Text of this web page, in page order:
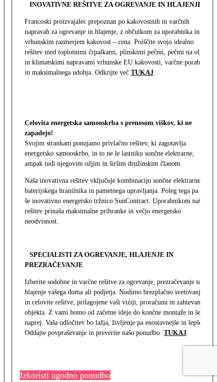
INOVATIVNE REŠITVE ZA OGREVANJE IN HLAJENJE
Francoski proizvajalec prepoznan po kakovostnih in varčnih
napravah za ogrevanje in hlajenje, z občutkom za uporabnika in z
vrhunskim razmerjem kakovost – cena. Poiščite svojo idealno
rešitev med toplotnimi črpalkami, plinskimi pečmi, pečmi na olje
in klimatskimi napravami vrhunske EU kakovosti, varčne porabe
in maksimalnega udobja. Odkrijte več TUKAJ.
Celovita energetska samooskrba s prenosom viškov, ki ne
zapadejo!
Svojim strankam ponujamo privlačno rešitev, ki zagotavlja
energetsko samooskrbo, in to ne le lastniku sončne elektrarne,
ampak tudi njegovim ožjim in širšim družinskim članom.
Naša inovativna rešitev vključuje kombinacijo sončne elektrarne,
baterijskega hranilnika in pametnega upravljanja. Poleg tega pa
še inovativno energetsko tržnico SunContract. Uporabnikom naša
rešitev prinaša maksimalne prihranke in večjo energetsko
neodvisnost.
SPECIALISTI ZA OGREVANJE, HLAJENJE IN
PREZRAČEVANJE
Izberite sodobne in varčne rešitve za ogrevanje, prezračevanje ter
hlajenje vašega doma ali podjetja. Nudimo brezplačno svetovanje
in celovite rešitve, prilagojene vaši viziji, proračunu in zahtevam
objekta. Z vami bomo od začetne ideje do končne montaže in še
naprej. Vaša odločitev bo lažja, življenje pa enostavnejše in lepše.
Oddajte povpraševanje in preverite našo ponudbo TUKAJ.
Izkoristi ugodno ponudbo